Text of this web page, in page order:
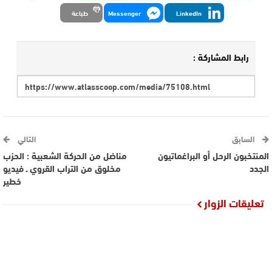
LinkedIn
Messenger طباعة
رابط المشاركة :
السابق
المنتخبون الرحل أو البراغماتيون
الجدد
التالي
مناضل من الحركة الشعبية : الحزب
مخلوق من التراب القروي ـ فيديو
خطير
تعليقات الزوار